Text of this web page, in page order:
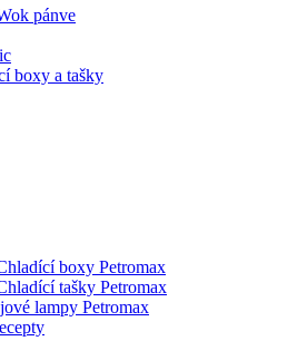
pánve
boxy a tašky
boxy Petromax
tašky Petromax
lampy Petromax